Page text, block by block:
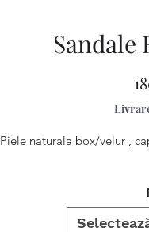
Sandale
Piele naturala box/velur ,